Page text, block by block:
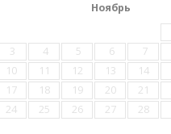
Ноябрь
3
4 5 6 7
10
11 12 13 14
17
18 19 20 21
24
25 26 27 28